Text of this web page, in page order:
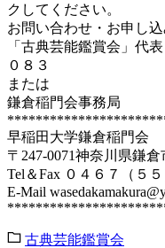
クしてください。
お問い合わせ・お申し
「古典芸能鑑賞会」
０８３
または
鎌倉稲門会事務局
早稲田大学鎌倉稲門会
〒247-0071神奈川県鎌
Tel＆Fax ０４６７（５５
E-Mail
古典芸能鑑賞会